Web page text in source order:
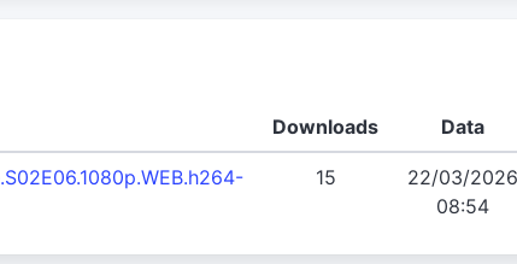
Downloads Data
15
22/03/2026
08:54